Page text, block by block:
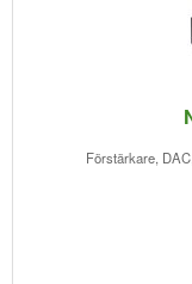
Förstärkare,